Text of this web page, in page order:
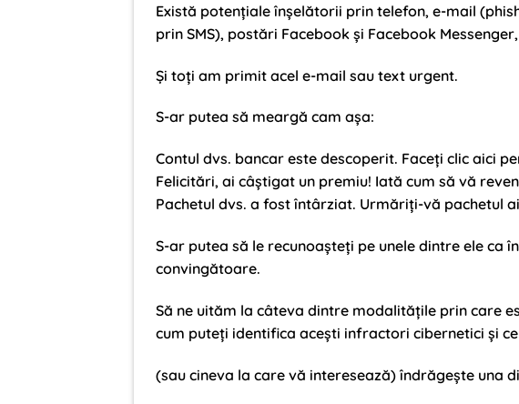
Există potențiale înșelătorii prin telefon, e-mail
prin SMS), postări Facebook și Facebook
Și toți am primit acel e-mail sau text urgent.
S-ar putea să meargă cam așa:
Contul dvs. bancar este descoperit. Faceți clic aici
Felicitări, ai câștigat un premiu! Iată cum să vă
Pachetul dvs. a fost întârziat. Urmăriți-vă pachetul
S-ar putea să le recunoașteți pe unele dintre ele ca
convingătoare.
Să ne uităm la câteva dintre modalitățile prin care
cum puteți identifica acești infractori cibernetici și
(sau cineva la care vă interesează) îndrăgește una